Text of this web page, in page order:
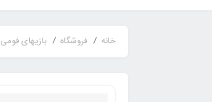
خانه فروشگاه بازیهای فومی